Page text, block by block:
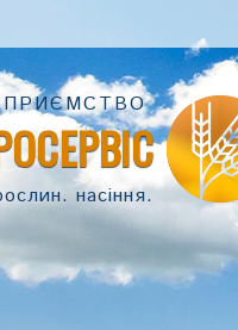
насіння.